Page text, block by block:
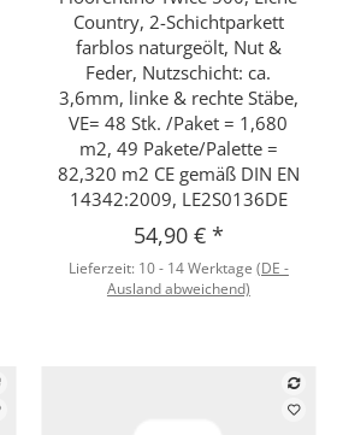
Country, 2-Schichtparkett
farblos naturgeölt, Nut &
Feder, Nutzschicht: ca.
3,6mm, linke & rechte Stäbe,
VE= 48 Stk. /Paket = 1,680
m2, 49 Pakete/Palette =
82,320 m2 CE gemäß DIN EN
14342:2009, LE2S0136DE
54,90 € *
Lieferzeit: 10 - 14 Werktage (DE -
Ausland abweichend)